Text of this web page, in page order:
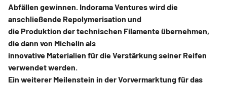
Abfällen gewinnen. Indorama Ventures wird die
anschließende Repolymerisation und
die Produktion der technischen Filamente übernehmen,
die dann von Michelin als
innovative Materialien für die Verstärkung seiner Reifen
verwendet werden.
Ein weiterer Meilenstein in der Vorvermarktung für das